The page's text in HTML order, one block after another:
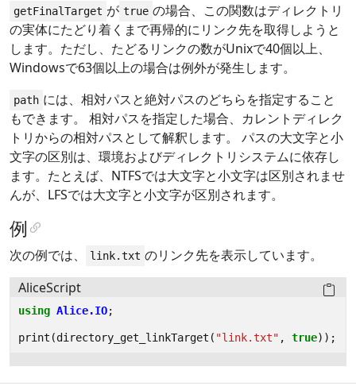
getFinalTarget が true の場合、この関数はディレクトリ
の実体にたどり着くまで再帰的にリンク先を取得しようと
します。ただし、たどるリンクの数がUnixで40個以上、
Windowsで63個以上の場合は例外が発生します。
path には、相対パスと絶対パスのどちらを指定すること
もできます。 相対パスを指定した場合、カレントディレク
トリからの相対パスとして解釈します。 パスの大文字と小
文字の区別は、環境およびディレクトリシステムに依存し
ます。たとえば、NTFSでは大文字と小文字は区別されませ
んが、LFSでは大文字と小文字が区別されます。
例
次の例では、 link.txt のリンク先を表示しています。
AliceScript
using Alice.IO;
print (directory_get_linkTarget ( "link.txt" , true));